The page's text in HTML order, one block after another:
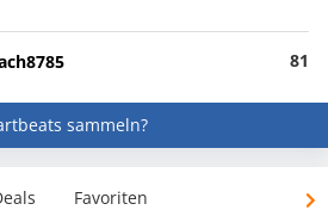
81
sammeln?
Favoriten